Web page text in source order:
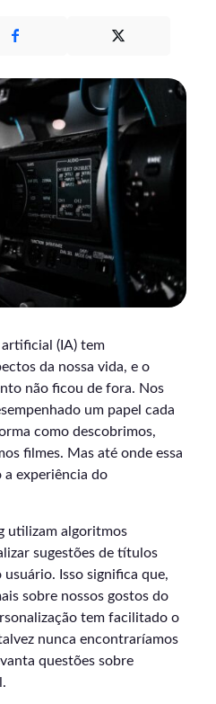
(IA) tem
da nossa vida, e o
não ficou de fora. Nos
um papel cada
como descobrimos,
filmes. Mas até onde essa
a experiência do
utilizam algoritmos
sugestões de títulos
Isso significa que,
sobre nossos gostos do
tem facilitado o
nunca encontraríamos
questões sobre